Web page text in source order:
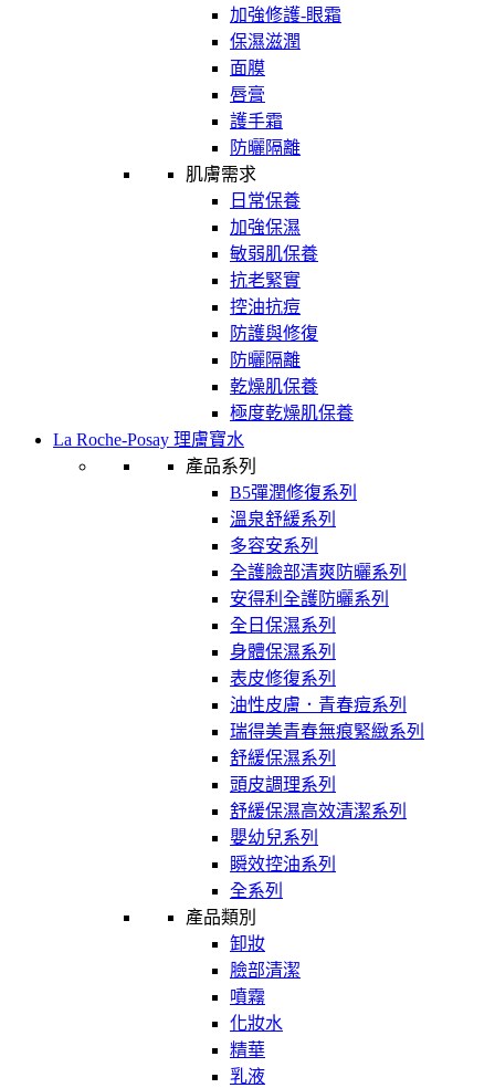
加強修護-眼霜
保濕滋潤
面膜
唇膏
護手霜
防曬隔離
肌膚需求
日常保養
加強保濕
敏弱肌保養
抗老緊實
控油抗痘
防護與修復
防曬隔離
乾燥肌保養
極度乾燥肌保養
La Roche-Posay 理膚寶水
產品系列
B5彈潤修復系列
溫泉舒緩系列
多容安系列
全護臉部清爽防曬系列
安得利全護防曬系列
全日保濕系列
身體保濕系列
表皮修復系列
油性皮膚．青春痘系列
瑞得美青春無痕緊緻系列
舒緩保濕系列
頭皮調理系列
舒緩保濕高效清潔系列
嬰幼兒系列
瞬效控油系列
全系列
產品類別
卸妝
臉部清潔
噴霧
化妝水
精華
乳液